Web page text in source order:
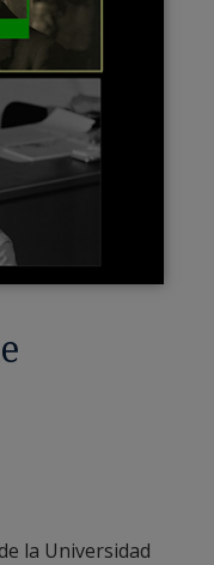
la Universidad